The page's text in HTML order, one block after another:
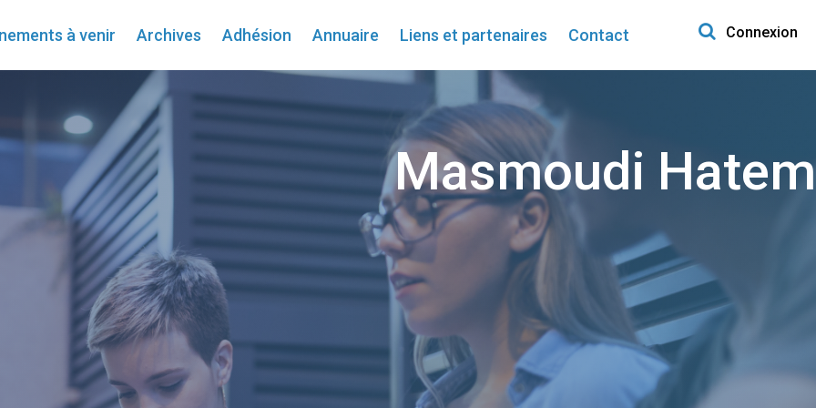
à venir Archives Adhésion Annuaire Liens et partenaires Contact
Search for:
Connexion
Masmoudi Hatem